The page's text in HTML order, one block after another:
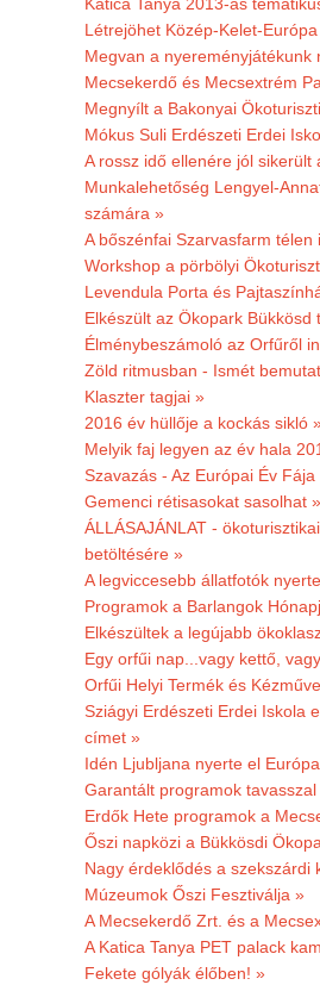
Létrejöhet Közép-Kelet-
Megvan a nyereményjátékunk
Mecsekerdő és Mecsextrém
Megnyílt a Bakonyai
Mókus Suli Erdészeti Erdei
A rossz idő ellenére jól sikerült
Munkalehetőség Lengyel-
számára »
A bőszénfai Szarvasfarm
Workshop a pörbölyi
Levendula Porta és
Elkészült az Ökopark
Élménybeszámoló az Orfűről
Zöld ritmusban - Ismét
Klaszter tagjai »
2016 év hüllője a kockás sikló
Melyik faj legyen az év hala
Szavazás - Az Európai Év
Gemenci rétisasokat sasolhat »
ÁLLÁSAJÁNLAT -
betöltésére »
A legviccesebb állatfotók
Programok a Barlangok
Elkészültek a legújabb
Egy orfűi nap...vagy kettő,
Orfűi Helyi Termék és
Sziágyi Erdészeti Erdei Iskola
címet »
Idén Ljubljana nyerte el
Garantált programok tavasszal
Erdők Hete programok a
Őszi napközi a Bükkösdi
Nagy érdeklődés a szekszárdi
Múzeumok Őszi Fesztiválja »
A Mecsekerdő Zrt. és a
A Katica Tanya PET palack
Fekete gólyák élőben! »